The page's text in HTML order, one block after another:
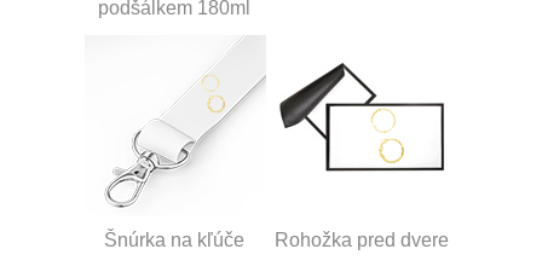
podšálkem 180ml
Šnúrka na kľúče Rohožka pred dvere